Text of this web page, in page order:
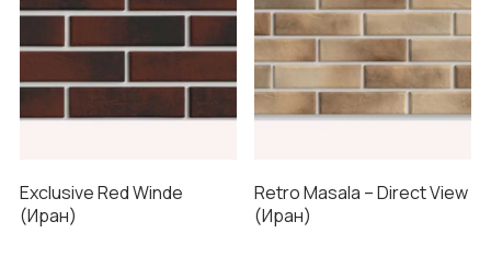
Exclusive Red Winde
(Иран)
Retro Masala – Direct View
(Иран)